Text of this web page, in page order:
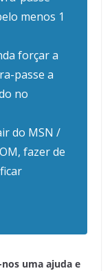
menos 1
forçar a
passe a
no
do MSN /
fazer de
uma ajuda e